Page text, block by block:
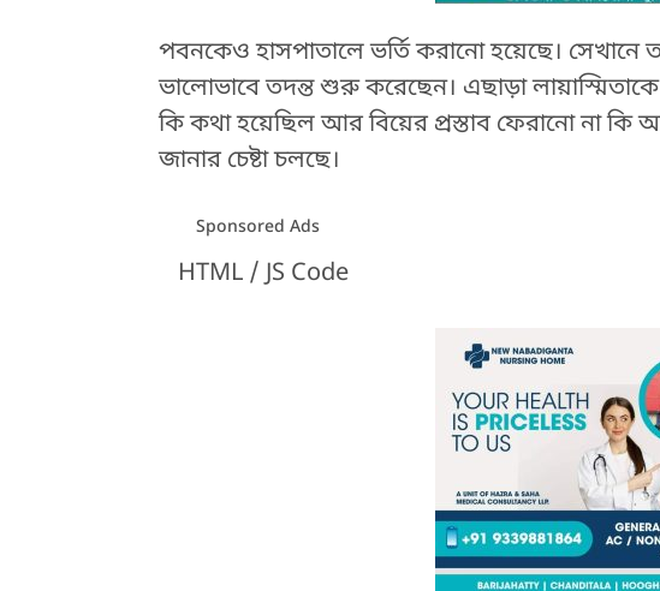
পবনকেও হাসপাতালে ভর্তি করানো হয়েছে।
ভালোভাবে তদন্ত শুরু করেছেন। এছাড়া
কি কথা হয়েছিল আর বিয়ের প্রস্তাব ফেরানো না কি
জানার চেষ্টা চলছে।
Sponsored Ads
HTML / JS Code